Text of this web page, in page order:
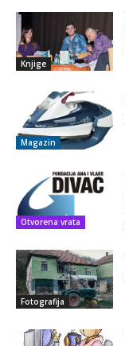
Knjige
Magazin
Otvorena vrata
Fotografija